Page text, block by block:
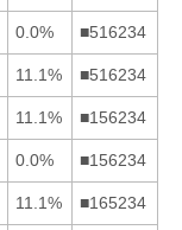
0.0% ■516234
11.1% ■516234
11.1% ■156234
0.0% ■156234
11.1% ■165234